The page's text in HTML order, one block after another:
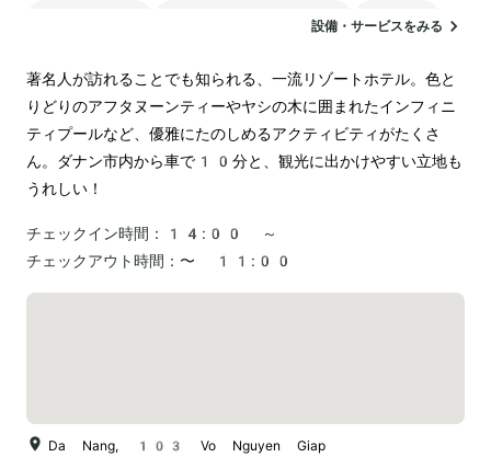
24時間対応のフロント サウナ
設備・サービスをみる
著名人が訪れることでも知られる、一流リゾートホテル。色と
りどりのアフタヌーンティーやヤシの木に囲まれたインフィニ
ティプールなど、優雅にたのしめるアクティビティがたくさ
ん。ダナン市内から車で10分と、観光に出かけやすい立地も
うれしい！
チェックイン時間：
14:00 ～
チェックアウト時間： 〜 11:00
Da Nang, 103 Vo Nguyen Giap